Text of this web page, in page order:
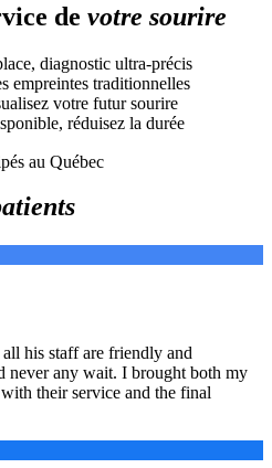
de votre sourire
diagnostic ultra-précis
empreintes traditionnelles
votre futur sourire
réduisez la durée
au Québec
his staff are friendly and
never any wait. I brought both my
their service and the final